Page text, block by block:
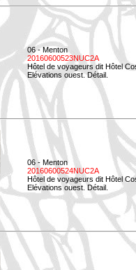
06 - Menton
20160600523NUC2A
Hôtel de voyageurs dit Hôtel
Elévations ouest. Détail.
06 - Menton
20160600524NUC2A
Hôtel de voyageurs dit Hôtel
Elévations ouest. Détail.